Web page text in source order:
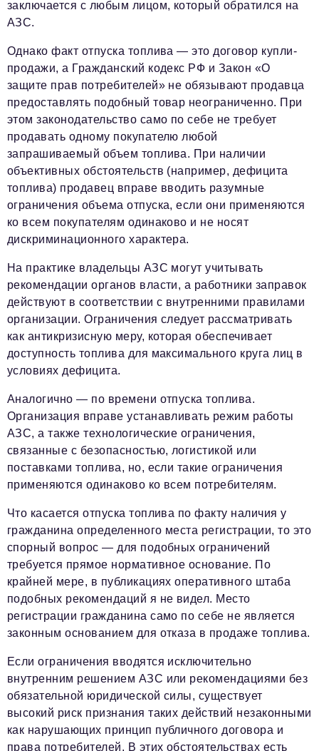
заключается с любым лицом, который обратился на
АЗС.
Однако факт отпуска топлива — это договор купли-
продажи, а Гражданский кодекс РФ и Закон «О
защите прав потребителей» не обязывают продавца
предоставлять подобный товар неограниченно. При
этом законодательство само по себе не требует
продавать одному покупателю любой
запрашиваемый объем топлива. При наличии
объективных обстоятельств (например, дефицита
топлива) продавец вправе вводить разумные
ограничения объема отпуска, если они применяются
ко всем покупателям одинаково и не носят
дискриминационного характера.
На практике владельцы АЗС могут учитывать
рекомендации органов власти, а работники заправок
действуют в соответствии с внутренними правилами
организации. Ограничения следует рассматривать
как антикризисную меру, которая обеспечивает
доступность топлива для максимального круга лиц в
условиях дефицита.
Аналогично — по времени отпуска топлива.
Организация вправе устанавливать режим работы
АЗС, а также технологические ограничения,
связанные с безопасностью, логистикой или
поставками топлива, но, если такие ограничения
применяются одинаково ко всем потребителям.
Что касается отпуска топлива по факту наличия у
гражданина определенного места регистрации, то это
спорный вопрос — для подобных ограничений
требуется прямое нормативное основание. По
крайней мере, в публикациях оперативного штаба
подобных рекомендаций я не видел. Место
регистрации гражданина само по себе не является
законным основанием для отказа в продаже топлива.
Если ограничения вводятся исключительно
внутренним решением АЗС или рекомендациями без
обязательной юридической силы, существует
высокий риск признания таких действий незаконными
как нарушающих принцип публичного договора и
права потребителей. В этих обстоятельствах есть